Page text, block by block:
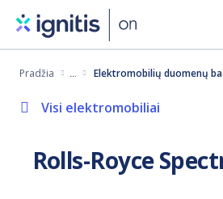
turinįPradžia Elektromobilių duomenų
Visi elektromobiliai
Rolls-Royce